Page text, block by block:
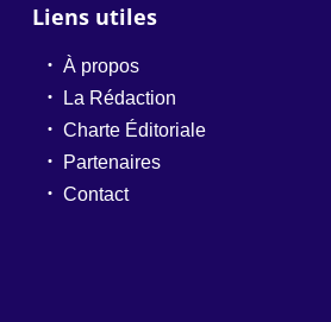
Liens utiles
À propos
La Rédaction
Charte Éditoriale
Partenaires
Contact